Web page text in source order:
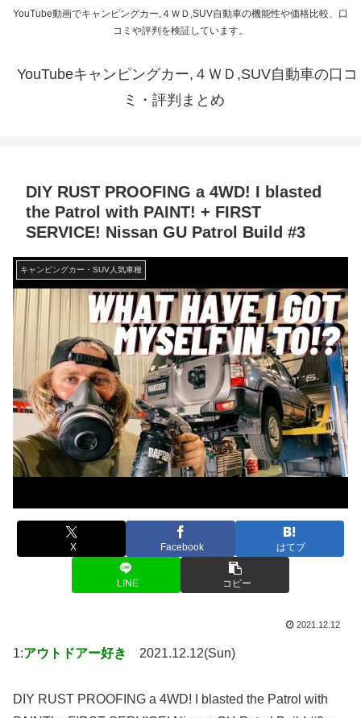
YouTube動画でキャンピングカー,４ＷＤ,SUV自動車の機能性や価格比較、口
コミや評判を検証しています。
YouTubeキャンピングカー,４ＷＤ,SUV自動車の口コ
ミ・評判まとめ
DIY RUST PROOFING a 4WD! I blasted
the Patrol with PAINT! + FIRST
SERVICE! Nissan GU Patrol Build #3
キャンピングカー・SUV人気車種
X Facebook はてブ
LINE コピー
2021.12.12
1:アウトドアー好き 2021.12.12(Sun)
DIY RUST PROOFING a 4WD! I blasted the Patrol with